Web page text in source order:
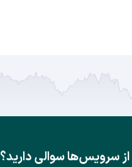
سرویس‌ها سوالی دارید؟